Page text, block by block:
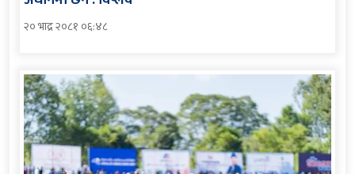
२० भाद्र २०८१ ०६:४८